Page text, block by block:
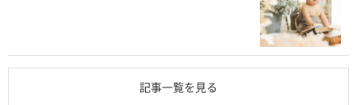
記事一覧を見る